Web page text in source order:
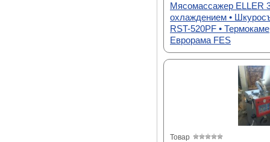
Мясомассажер ELLER
охлаждением •
RST-520PF •
Еврорама FES
Товар